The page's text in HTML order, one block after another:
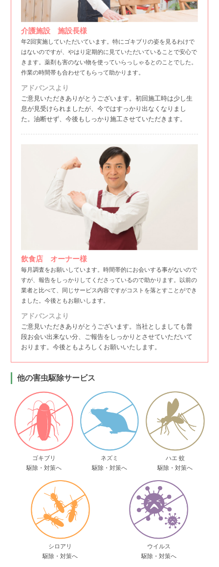
介護施設 施設長様
年2回実施していただいています。特にゴキブリの姿を見るわけで
はないのですが、やはり定期的に見ていただいていることで安心で
きます。薬剤も害のない物を使っていらっしゃるとのことでした。
作業の時間帯も合わせてもらって助かります。
アドバンスより
ご意見いただきありがとうございます。初回施工時は少し生
息が見受けられましたが、今ではすっかり出なくなりまし
た。油断せず、今後もしっかり施工させていただきます。
飲食店 オーナー様
毎月調査をお願いしています。時間帯的にお会いする事がないので
すが、報告をしっかりしてくださっているので助かります。以前の
業者と比べて、同じサービス内容ですがコストを落とすことができ
ました。今後ともお願いします。
アドバンスより
ご意見いただきありがとうございます。当社としましても普
段お会い出来ない分、ご報告をしっかりとさせていただいて
おります。今後ともよろしくお願いいたします。
他の害虫駆除サービス
ゴキブリ
駆除・対策へ
ネズミ
駆除・対策へ
ハエ 蚊
駆除・対策へ
シロアリ
駆除・対策へ
ウイルス
駆除・対策へ